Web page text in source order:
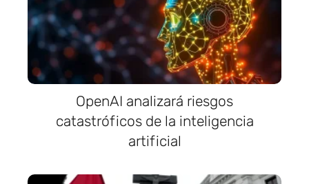
OpenAI analizará riesgos
catastróficos de la inteligencia
artificial